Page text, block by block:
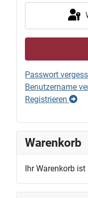
Passwort
Benutzername
Registrieren
Warenkorb
Ihr Warenkorb ist